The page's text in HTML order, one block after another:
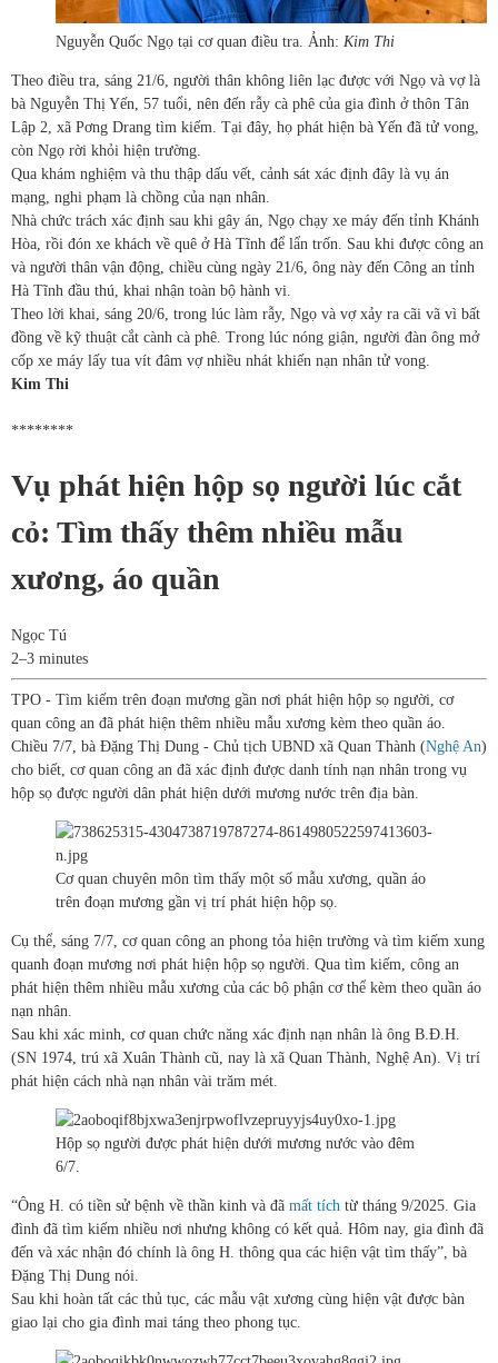
Nguyễn Quốc Ngọ tại cơ quan điều tra. Ảnh: Kim Thi
Theo điều tra, sáng 21/6, người thân không liên lạc được với Ngọ và vợ là
bà Nguyễn Thị Yến, 57 tuổi, nên đến rẫy cà phê của gia đình ở thôn Tân
Lập 2, xã Pơng Drang tìm kiếm. Tại đây, họ phát hiện bà Yến đã tử vong,
còn Ngọ rời khỏi hiện trường.
Qua khám nghiệm và thu thập dấu vết, cảnh sát xác định đây là vụ án
mạng, nghi phạm là chồng của nạn nhân.
Nhà chức trách xác định sau khi gây án, Ngọ chạy xe máy đến tỉnh Khánh
Hòa, rồi đón xe khách về quê ở Hà Tĩnh để lẩn trốn. Sau khi được công an
và người thân vận động, chiều cùng ngày 21/6, ông này đến Công an tỉnh
Hà Tĩnh đầu thú, khai nhận toàn bộ hành vi.
Theo lời khai, sáng 20/6, trong lúc làm rẫy, Ngọ và vợ xảy ra cãi vã vì bất
đồng về kỹ thuật cắt cành cà phê. Trong lúc nóng giận, người đàn ông mở
cốp xe máy lấy tua vít đâm vợ nhiều nhát khiến nạn nhân tử vong.
Kim Thi
********
Vụ phát hiện hộp sọ người lúc cắt
cỏ: Tìm thấy thêm nhiều mẫu
xương, áo quần
Ngọc Tú
2–3 minutes
TPO - Tìm kiếm trên đoạn mương gần nơi phát hiện hộp sọ người, cơ
quan công an đã phát hiện thêm nhiều mẫu xương kèm theo quần áo.
Chiều 7/7, bà Đặng Thị Dung - Chủ tịch UBND xã Quan Thành (Nghệ An)
cho biết, cơ quan công an đã xác định được danh tính nạn nhân trong vụ
hộp sọ được người dân phát hiện dưới mương nước trên địa bàn.
Cơ quan chuyên môn tìm thấy một số mẫu xương, quần áo
trên đoạn mương gần vị trí phát hiện hộp sọ.
Cụ thể, sáng 7/7, cơ quan công an phong tỏa hiện trường và tìm kiếm xung
quanh đoạn mương nơi phát hiện hộp sọ người. Qua tìm kiếm, công an
phát hiện thêm nhiều mẫu xương của các bộ phận cơ thể kèm theo quần áo
nạn nhân.
Sau khi xác minh, cơ quan chức năng xác định nạn nhân là ông B.Đ.H.
(SN 1974, trú xã Xuân Thành cũ, nay là xã Quan Thành, Nghệ An). Vị trí
phát hiện cách nhà nạn nhân vài trăm mét.
Hộp sọ người được phát hiện dưới mương nước vào đêm
6/7.
“Ông H. có tiền sử bệnh về thần kinh và đã mất tích từ tháng 9/2025. Gia
đình đã tìm kiếm nhiều nơi nhưng không có kết quả. Hôm nay, gia đình đã
đến và xác nhận đó chính là ông H. thông qua các hiện vật tìm thấy”, bà
Đặng Thị Dung nói.
Sau khi hoàn tất các thủ tục, các mẫu vật xương cùng hiện vật được bàn
giao lại cho gia đình mai táng theo phong tục.